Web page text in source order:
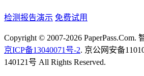
检测报告演示 免费试用
Copyright © 2007-2026 PaperPass.Com.
京ICP备13040071号-2. 京公网安备
140121号 All Rights Reserved.